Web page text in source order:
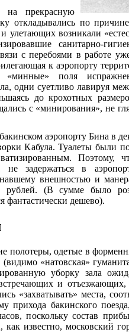
на прекрасную
откладывались по
улетающих возникали
санитарно-
с перебоями в работе
к аэропорту
«минные» поля
одни суетливо лавируя
до крохотных
с «минирования», не
аэропорту Бина в
Кабула. Туалеты были
Поэтому,
не задержаться в
внешностью и
рублей. (В сумме было
фантастически дешево).
полотеры, одетые в
«натовская»
уборку зала
встречающих и
«захватывать» места,
бакинского
поскольку состав
известно, московский